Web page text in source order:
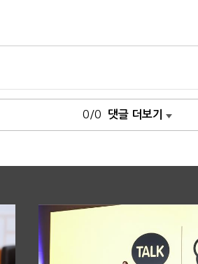
0/0 댓글 더보기